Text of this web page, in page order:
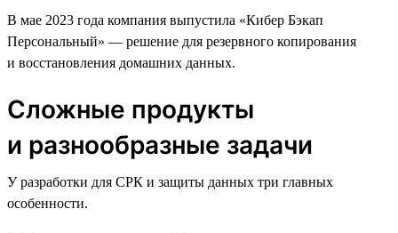
В мае 2023 года компания выпустила «Кибер Бэкап
Персональный» — решение для резервного копирования
и восстановления домашних данных.
Сложные продукты
и разнообразные задачи
У разработки для СРК и защиты данных три главных
особенности.